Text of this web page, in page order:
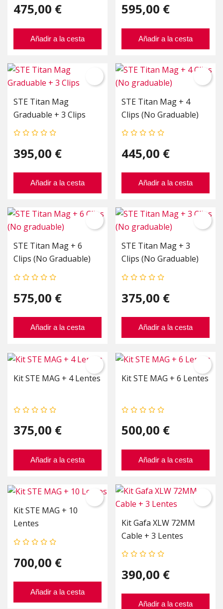
475,00 €
Añadir a la cesta
595,00 €
Añadir a la cesta
STE Titan Mag
Graduable + 3 Clips
395,00 €
Añadir a la cesta
STE Titan Mag + 4
Clips (No Graduable)
445,00 €
Añadir a la cesta
STE Titan Mag + 6
Clips (No Graduable)
575,00 €
Añadir a la cesta
STE Titan Mag + 3
Clips (No Graduable)
375,00 €
Añadir a la cesta
Kit STE MAG + 4 Lentes
375,00 €
Añadir a la cesta
Kit STE MAG + 6 Lentes
500,00 €
Añadir a la cesta
Kit STE MAG + 10
Lentes
700,00 €
Añadir a la cesta
Kit Gafa XLW 72MM
Cable + 3 Lentes
390,00 €
Añadir a la cesta